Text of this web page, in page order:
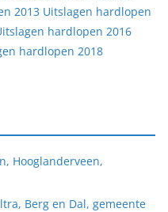
2013 Uitslagen hardlopen
hardlopen 2016
hardlopen 2018
Hooglanderveen,
Berg en Dal, gemeente